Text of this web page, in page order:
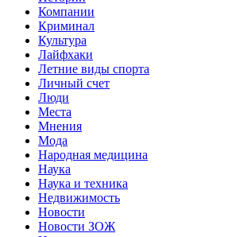
Компании
Криминал
Культура
Лайфхаки
Летние виды спорта
Личный счет
Люди
Места
Мнения
Мода
Народная медицина
Наука
Наука и техника
Недвижимость
Новости
Новости ЗОЖ